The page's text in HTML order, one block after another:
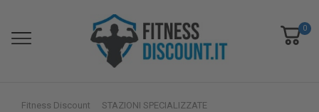
0
Fitness Discount
STAZIONI SPECIALIZZATE